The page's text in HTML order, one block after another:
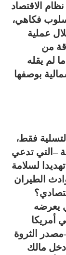
الاقتصاد
فكاهي،
عملية
من
لم يقله
بوصفها
فقط،
–التي تدعي
لسلامة
الطيران
يعرضه
أمريكا
الثروة
دخل مالك